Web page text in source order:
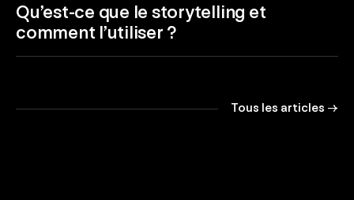
Qu’est-ce que le storytelling et
comment l’utiliser ?
Tous les articles →